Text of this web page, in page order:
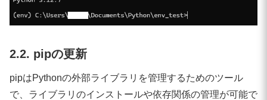
2.2. pipの更新
pipはPythonの外部ライブラリを管理するためのツール
で、ライブラリのインストールや依存関係の管理が可能で